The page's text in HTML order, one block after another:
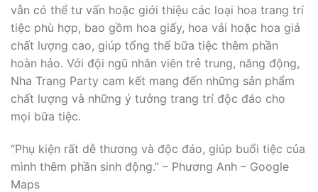
vẫn có thể tư vấn hoặc giới thiệu các loại hoa trang trí
tiệc phù hợp, bao gồm hoa giấy, hoa vải hoặc hoa giả
chất lượng cao, giúp tổng thể bữa tiệc thêm phần
hoàn hảo. Với đội ngũ nhân viên trẻ trung, năng động,
Nha Trang Party cam kết mang đến những sản phẩm
chất lượng và những ý tưởng trang trí độc đáo cho
mọi bữa tiệc.
“Phụ kiện rất dễ thương và độc đáo, giúp buổi tiệc của
mình thêm phần sinh động.” – Phương Anh – Google
Maps